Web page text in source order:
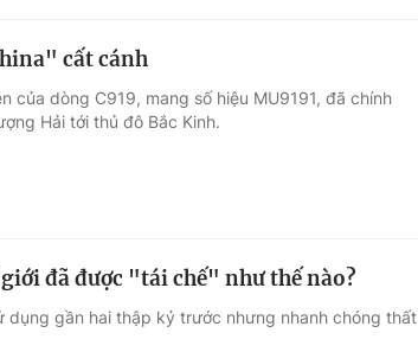
cất cánh
của dòng C919, mang số hiệu MU9191, đã chính
Hải tới thủ đô Bắc Kinh.
đã được "tái chế" như thế nào?
gần hai thập kỷ trước nhưng nhanh chóng thất